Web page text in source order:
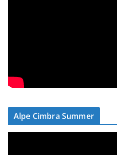
Alpe Cimbra Summer